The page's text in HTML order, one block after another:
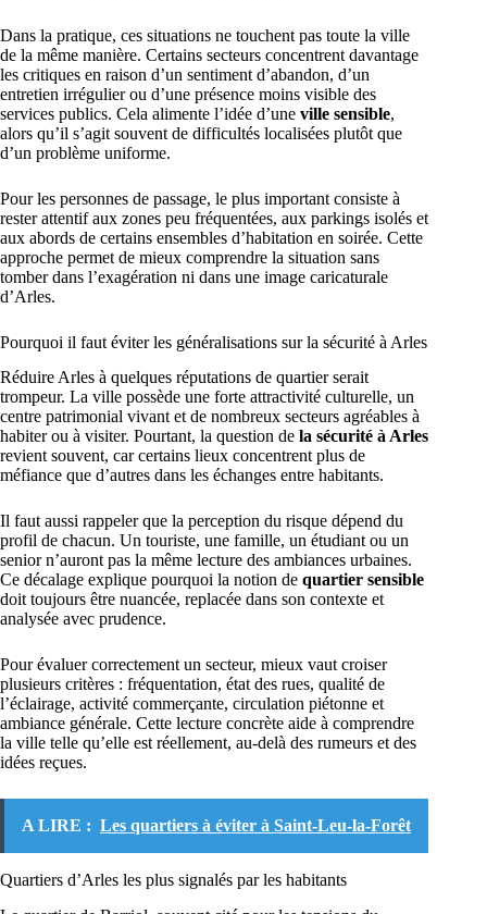
Dans la pratique, ces situations ne touchent pas toute la ville
de la même manière. Certains secteurs concentrent davantage
les critiques en raison d’un sentiment d’abandon, d’un
entretien irrégulier ou d’une présence moins visible des
services publics. Cela alimente l’idée d’une ville sensible,
alors qu’il s’agit souvent de difficultés localisées plutôt que
d’un problème uniforme.
Pour les personnes de passage, le plus important consiste à
rester attentif aux zones peu fréquentées, aux parkings isolés et
aux abords de certains ensembles d’habitation en soirée. Cette
approche permet de mieux comprendre la situation sans
tomber dans l’exagération ni dans une image caricaturale
d’Arles.
Pourquoi il faut éviter les généralisations sur la sécurité à Arles
Réduire Arles à quelques réputations de quartier serait
trompeur. La ville possède une forte attractivité culturelle, un
centre patrimonial vivant et de nombreux secteurs agréables à
habiter ou à visiter. Pourtant, la question de la sécurité à Arles
revient souvent, car certains lieux concentrent plus de
méfiance que d’autres dans les échanges entre habitants.
Il faut aussi rappeler que la perception du risque dépend du
profil de chacun. Un touriste, une famille, un étudiant ou un
senior n’auront pas la même lecture des ambiances urbaines.
Ce décalage explique pourquoi la notion de quartier sensible
doit toujours être nuancée, replacée dans son contexte et
analysée avec prudence.
Pour évaluer correctement un secteur, mieux vaut croiser
plusieurs critères : fréquentation, état des rues, qualité de
l’éclairage, activité commerçante, circulation piétonne et
ambiance générale. Cette lecture concrète aide à comprendre
la ville telle qu’elle est réellement, au-delà des rumeurs et des
idées reçues.
A LIRE : Les quartiers à éviter à Saint-Leu-la-Forêt
Quartiers d’Arles les plus signalés par les habitants